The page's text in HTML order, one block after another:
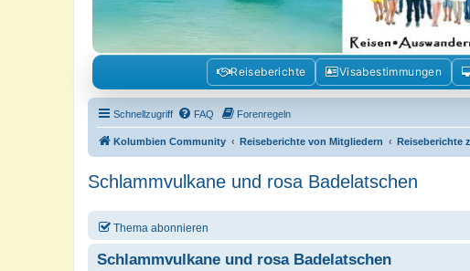
Reiseberichte Visabestimmungen
Schnellzugriff FAQ Forenregeln
Kolumbien Community Reiseberichte von Mitgliedern Reiseberichte
Schlammvulkane und rosa Badelatschen
Thema abonnieren
Schlammvulkane und rosa Badelatschen